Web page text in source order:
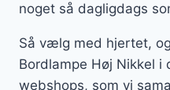
noget så dagligdags
Så vælg med hjertet,
Bordlampe Høj Nikkel i
webshops, som vi